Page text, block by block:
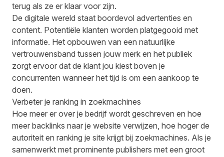
terug als ze er klaar voor zijn.
De digitale wereld staat boordevol advertenties en
content. Potentiële klanten worden platgegooid met
informatie. Het opbouwen van een natuurlijke
vertrouwensband tussen jouw merk en het publiek
zorgt ervoor dat de klant jou kiest boven je
concurrenten wanneer het tijd is om een aankoop te
doen.
Verbeter je ranking in zoekmachines
Hoe meer er over je bedrijf wordt geschreven en hoe
meer backlinks naar je website verwijzen, hoe hoger de
autoriteit en ranking je site krijgt bij zoekmachines. Als je
samenwerkt met prominente publishers met een groot